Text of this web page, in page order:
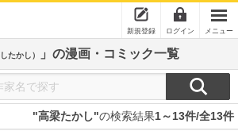
新規登録 ログイン メニュー
たかし） 」の漫画・コミック一覧
"高梁たかし"の検索結果1～13件/全13件